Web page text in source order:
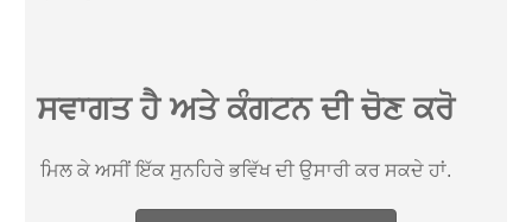
ਸਵਾਗਤ ਹੈ ਅਤੇ ਕੰਗਟਨ ਦੀ ਚੋਣ ਕਰੋ
ਮਿਲ ਕੇ ਅਸੀਂ ਇੱਕ ਸੁਨਹਿਰੇ ਭਵਿੱਖ ਦੀ ਉਸਾਰੀ ਕਰ ਸਕਦੇ ਹਾਂ.